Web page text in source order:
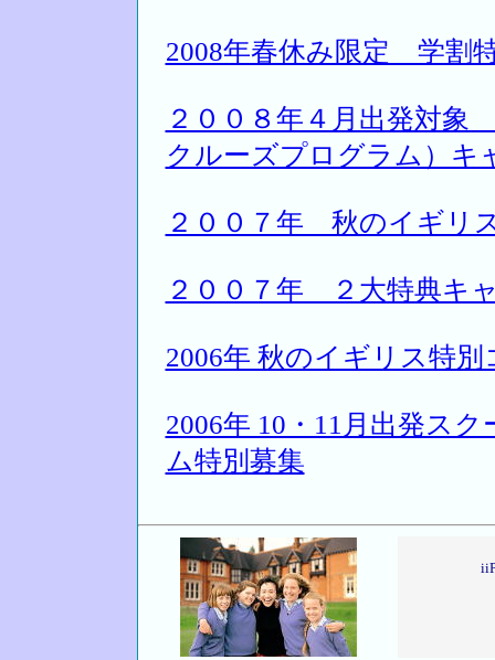
2008年春休み限定 学割
２００８年４月出発対
クルーズプログラム）キ
２００７年 秋のイギリ
２００７年 ２大特典キ
2006年 秋のイギリス特別
2006年 10・11月出発ス
ム特別募集